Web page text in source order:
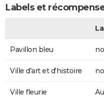
Labels et
Pavillon bleu
Ville d'art et d'histoire
Ville fleurie